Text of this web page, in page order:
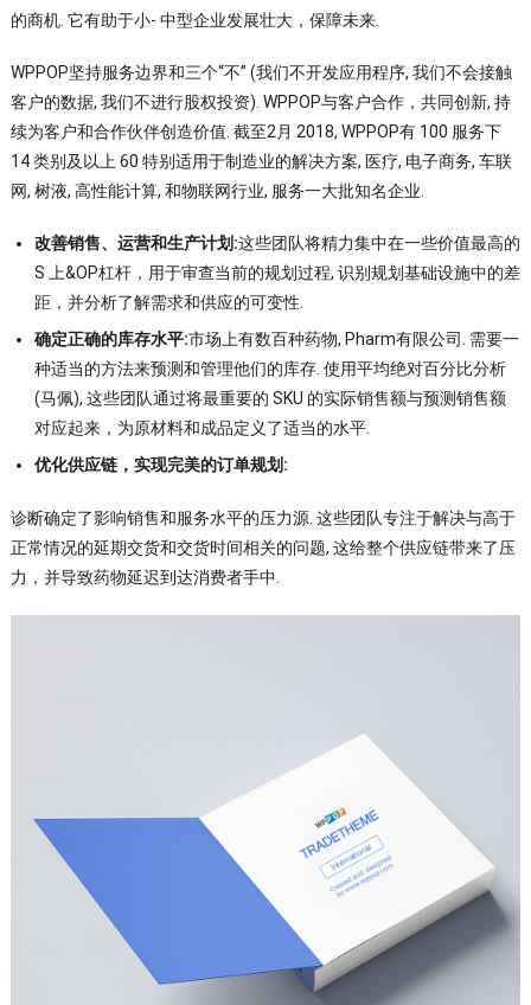
的商机. 它有助于小- 中型企业发展壮大，保障未来.
WPPOP坚持服务边界和三个“不” (我们不开发应用程序, 我们不会接触
客户的数据, 我们不进行股权投资). WPPOP与客户合作，共同创新, 持
续为客户和合作伙伴创造价值. 截至2月 2018, WPPOP有 100 服务下
14 类别及以上 60 特别适用于制造业的解决方案, 医疗, 电子商务, 车联
网, 树液, 高性能计算, 和物联网行业, 服务一大批知名企业.
改善销售、运营和生产计划:这些团队将精力集中在一些价值最高的
S 上&OP杠杆，用于审查当前的规划过程, 识别规划基础设施中的差
距，并分析了解需求和供应的可变性.
确定正确的库存水平:市场上有数百种药物, Pharm有限公司. 需要一
种适当的方法来预测和管理他们的库存. 使用平均绝对百分比分析
(马佩), 这些团队通过将最重要的 SKU 的实际销售额与预测销售额
对应起来，为原材料和成品定义了适当的水平.
优化供应链，实现完美的订单规划:
诊断确定了影响销售和服务水平的压力源. 这些团队专注于解决与高于
正常情况的延期交货和交货时间相关的问题, 这给整个供应链带来了压
力，并导致药物延迟到达消费者手中.